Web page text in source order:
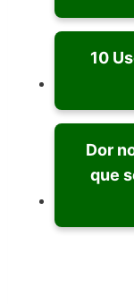
10
Dor
que